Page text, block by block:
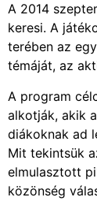
A 2014
keresi. A
terében az
témáját, az
A program
alkotják, akik
diákoknak ad
Mit tekintsük
elmulasztott
közönség